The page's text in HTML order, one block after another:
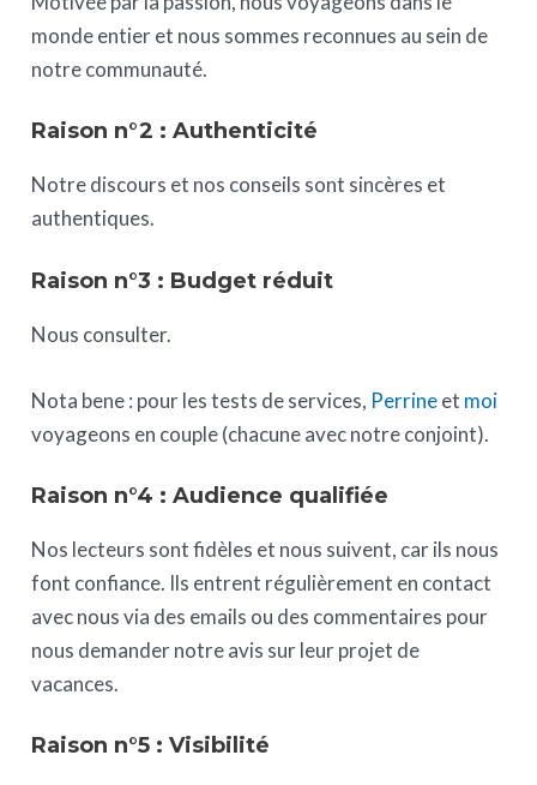
monde entier et nous sommes reconnues au sein de
notre communauté.
Raison n°2 : Authenticité
Notre discours et nos conseils sont sincères et
authentiques.
Raison n°3 : Budget réduit
Nous consulter.
Nota bene : pour les tests de services, Perrineet moi
voyageons en couple (chacune avec notre conjoint).
Raison n°4 : Audience qualifiée
Nos lecteurs sont fidèles et nous suivent, car ils nous
font confiance. Ils entrent régulièrement en contact
avec nous via des emails ou des commentaires pour
nous demander notre avis sur leur projet de
vacances.
Raison n°5 : Visibilité